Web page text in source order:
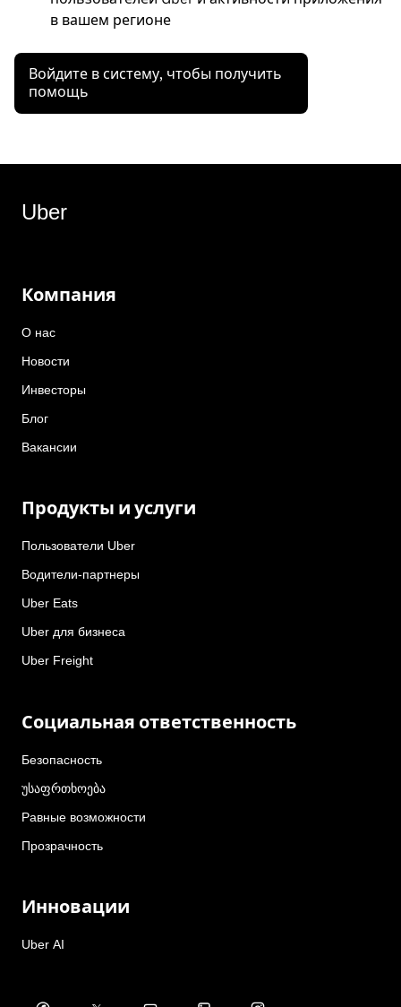
в вашем регионе
Войдите в систему, чтобы получить
помощь
Uber
Компания
О нас
Новости
Инвесторы
Блог
Вакансии
Продукты и услуги
Пользователи Uber
Водители-партнеры
Uber Eats
Uber для бизнеса
Uber Freight
Социальная ответственность
Безопасность
უსაფრთხოება
Равные возможности
Прозрачность
Инновации
Uber AI